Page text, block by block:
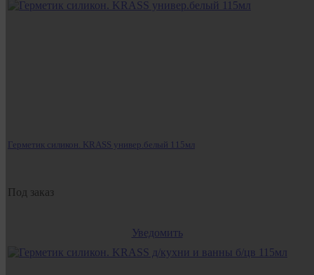
Герметик силикон. KRASS универ.белый 115мл
Под заказ
Уведомить